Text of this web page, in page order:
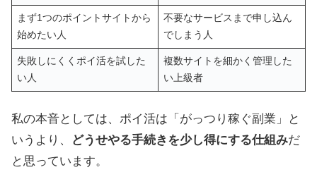
まず1つのポイントサイトから
始めたい人
不要なサービスまで申し込ん
でしまう人
失敗しにくくポイ活を試した
い人
複数サイトを細かく管理した
い上級者
私の本音としては、ポイ活は「がっつり稼ぐ副業」と
いうより、
どうせやる手続きを少し得にする仕組みだ
と思っています。